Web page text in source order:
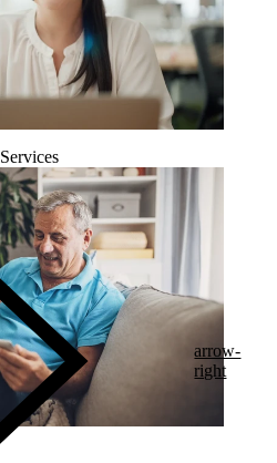
Services
arrow-
right